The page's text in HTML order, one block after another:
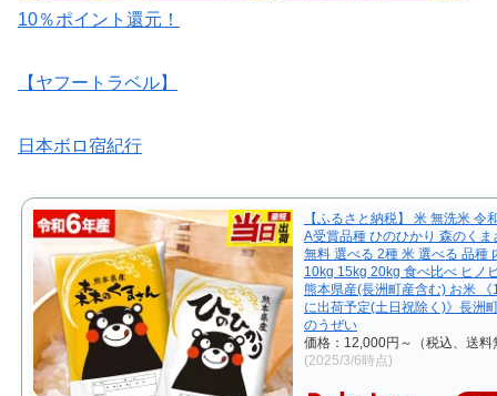
10％ポイント還元！
【ヤフートラベル】
日本ボロ宿紀行
【ふるさと納税】 米 無洗米 令
A受賞品種 ひのひかり 森のくま
無料 選べる 2種 米 選べる 品種
10kg 15kg 20kg 食べ比べ ヒノ
熊本県産(長洲町産含む) お米 《
に出荷予定(土日祝除く)》長洲
のうぜい
価格：12,000円～（税込、送料
(2025/3/6時点)